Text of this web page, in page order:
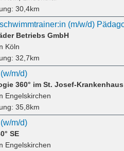
30,4km
Betriebs GmbH
Köln
32,7km
m/d)
360° im St. Josef-Krankenhaus
Engelskirchen
35,8km
m/d)
SE
Engelskirchen